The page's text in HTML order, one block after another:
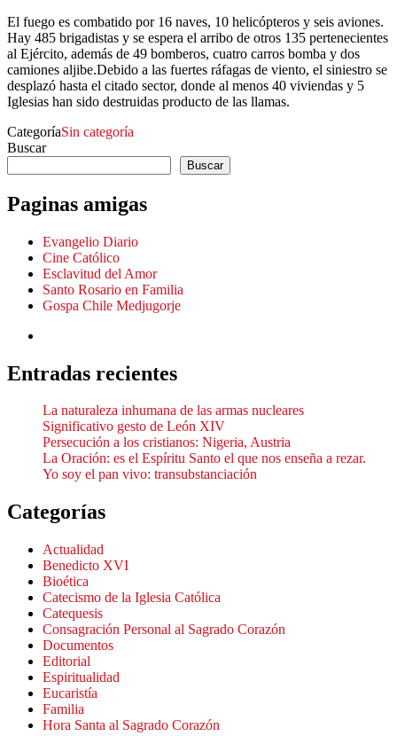
El fuego es combatido por 16 naves, 10 helicópteros y seis aviones.
Hay 485 brigadistas y se espera el arribo de otros 135 pertenecientes
al Ejército, además de 49 bomberos, cuatro carros bomba y dos
camiones aljibe.Debido a las fuertes ráfagas de viento, el siniestro se
desplazó hasta el citado sector, donde al menos 40 viviendas y 5
Iglesias han sido destruidas producto de las llamas.
CategoríaSin categoría
Buscar
Buscar
Paginas amigas
Evangelio Diario
Cine Católico
Esclavitud del Amor
Santo Rosario en Familia
Gospa Chile Medjugorje
Entradas recientes
La naturaleza inhumana de las armas nucleares
Significativo gesto de León XIV
Persecución a los cristianos: Nigeria, Austria
La Oración: es el Espíritu Santo el que nos enseña a rezar.
Yo soy el pan vivo: transubstanciación
Categorías
Actualidad
Benedicto XVI
Bioética
Catecismo de la Iglesia Católica
Catequesis
Consagración Personal al Sagrado Corazón
Documentos
Editorial
Espiritualidad
Eucaristía
Familia
Hora Santa al Sagrado Corazón